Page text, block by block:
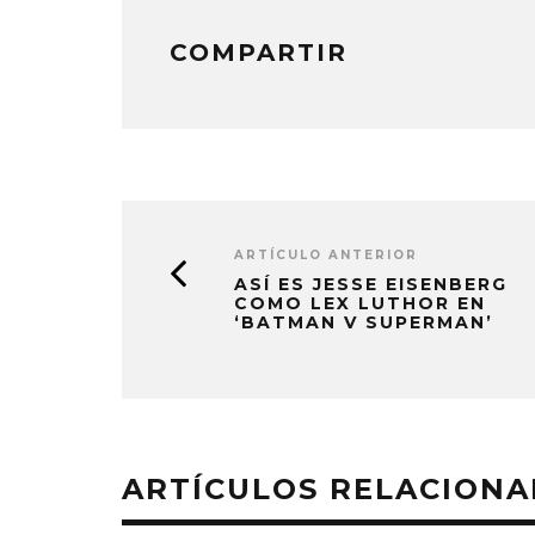
COMPARTIR
ARTÍCULO ANTERIOR
ASÍ ES JESSE EISENBERG
COMO LEX LUTHOR EN
‘BATMAN V SUPERMAN’
ARTÍCULOS